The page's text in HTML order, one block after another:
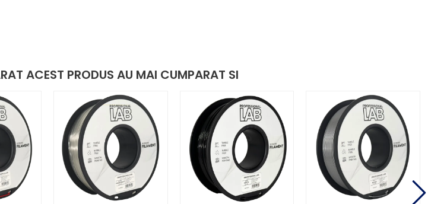
ACEST PRODUS AU MAI CUMPARAT SI